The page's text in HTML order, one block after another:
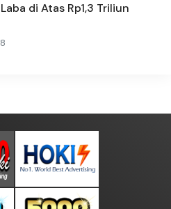
di Atas Rp1,3 Triliun
8